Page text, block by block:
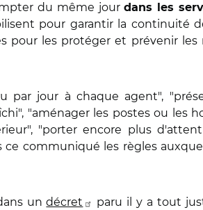
du même jourdans les
pour garantir la continuité
pour les protéger et prévenir
par jour à chaque agent",
"aménager les postes ou les
"porter encore plus
ce communiqué les règles
undécret paru il y a tout